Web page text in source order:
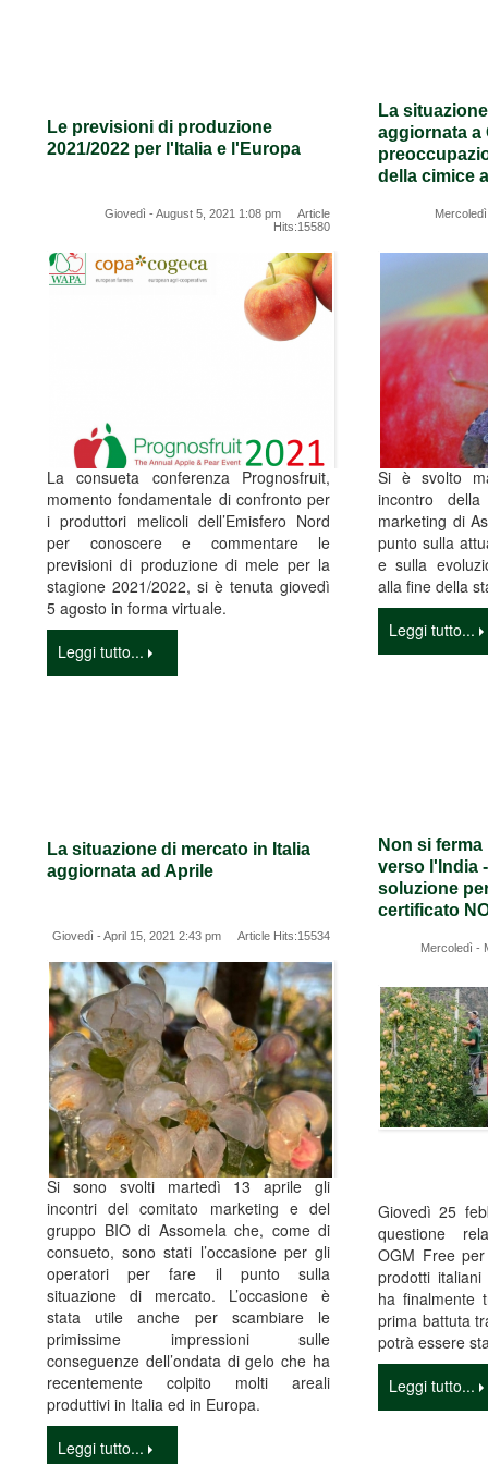
Le previsioni di produzione
2021/2022 per l'Italia e l'Europa
Giovedì - August 5, 2021 1:08 pm Article
Hits:15580
La consueta conferenza Prognosfruit,
momento fondamentale di confronto per
i produttori melicoli dell’Emisfero Nord
per conoscere e commentare le
previsioni di produzione di mele per la
stagione 2021/2022, si è tenuta giovedì
5 agosto in forma virtuale.
Leggi tutto...
La
aggiornata a
della cimice
Si è svolto
incontro
marketing di
punto sulla
e sulla
alla fine della
Leggi tutto...
La situazione di mercato in Italia
aggiornata ad Aprile
Giovedì - April 15, 2021 2:43 pm Article Hits:15534
Si sono svolti martedì 13 aprile gli
incontri del comitato marketing e del
gruppo BIO di Assomela che, come di
consueto, sono stati l’occasione per gli
operatori per fare il punto sulla
situazione di mercato. L’occasione è
stata utile anche per scambiare le
primissime impressioni sulle
conseguenze dell’ondata di gelo che ha
recentemente colpito molti areali
produttivi in Italia ed in Europa.
Leggi tutto...
Non si
verso l'India
soluzione
certificato
Mercoledì -
Giovedì 25
questione
OGM Free
prodotti
ha finalmente
prima battuta
potrà essere
Leggi tutto...